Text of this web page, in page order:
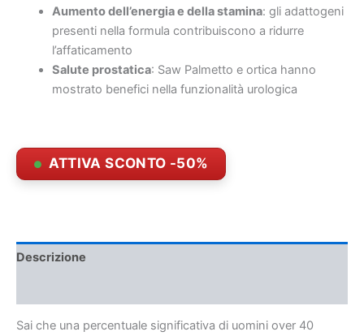
Aumento dell’energia e della stamina: gli adattogeni
presenti nella formula contribuiscono a ridurre
l’affaticamento
Salute prostatica: Saw Palmetto e ortica hanno
mostrato benefici nella funzionalità urologica
ATTIVA SCONTO -50%
Descrizione
Sai che una percentuale significativa di uomini over 40